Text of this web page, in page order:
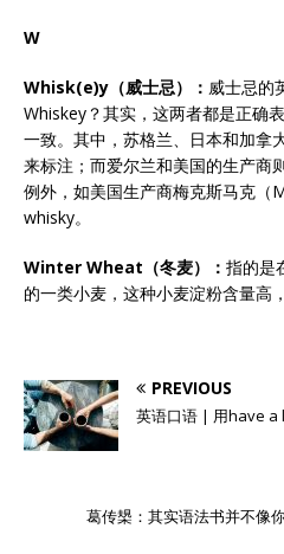
W
Whisk(e)y （威士忌）： 威士忌的
Whiskey？其实，这两者都是正确
一致。其中，苏格兰、日本和加拿
来标注；而爱尔兰和美国的生产商
例外，如美国生产商梅克斯马克（
whisky。
Winter Wheat （冬麦）： 指的是
的一类小麦，这种小麦淀粉含量高
PREVIOUS
英语口语 | 用have a
葛传槼：其实语法书并不像